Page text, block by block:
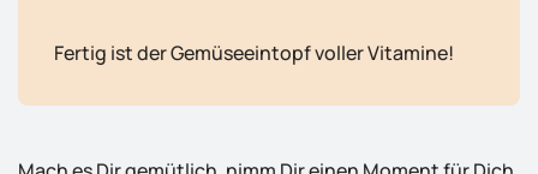
Fertig ist der Gemüseeintopf voller Vitamine!